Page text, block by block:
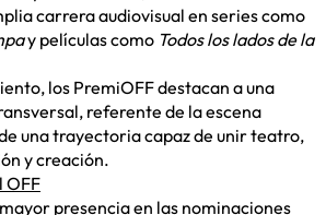
carrera audiovisual en series como
y películas como Todos los lados de la
los PremiOFF destacan a una
referente de la escena
una trayectoria capaz de unir teatro,
y creación.
OFF
presencia en las nominaciones